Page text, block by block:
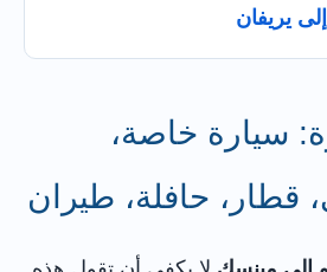
يريفان
سيارة خاصة،
قطار، حافلة، طيران